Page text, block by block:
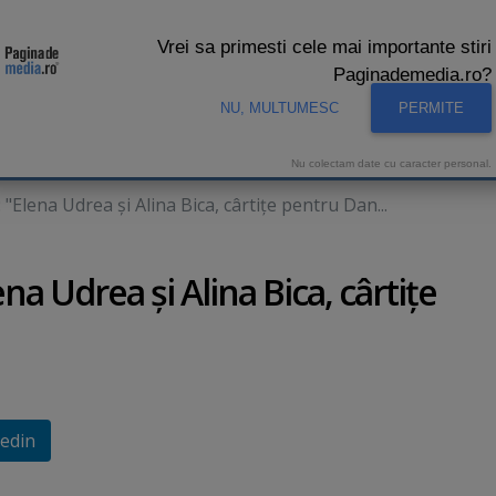
"Elena Udrea şi Alina Bica, cârtiţe pentru Dan...
Udrea şi Alina Bica, cârtiţe
Vrei sa primesti cele mai importante stiri
Paginademedia.ro?
NU, MULTUMESC PERMITE
Nu colectam date cu caracter personal.